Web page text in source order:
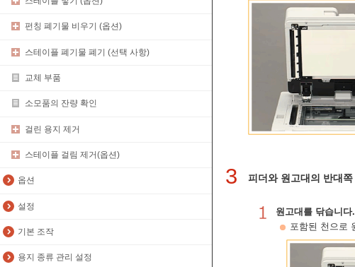
펀칭 폐기물 비우기 (옵션)
스테이플 폐기물 폐기 (선택 사항)
교체 부품
소모품의 잔량 확인
걸린 용지 제거
스테이플 걸림 제거(옵션)
옵션
설정
기본 조작
용지 종류 관리 설정
3 피더와 원고대의 반대
원고대를 닦습니다.
포함된 천으로